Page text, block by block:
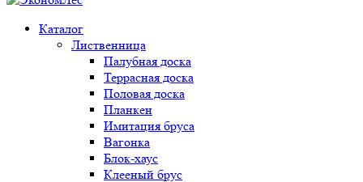
Каталог
Лиственница
Палубная доска
Террасная доска
Половая доска
Планкен
Имитация бруса
Вагонка
Блок-хаус
Клееный брус